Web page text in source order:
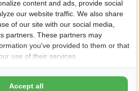
voegen een speciaal
Houd er rekening
in combinatie met een boeket
Mocht je alleen
verwerken. Bedankt voor je
content and ads, provide social
our website traffic. We also share
of our site with our social media,
partners. These partners may
you've provided to them or that
use of their services.
Accept all